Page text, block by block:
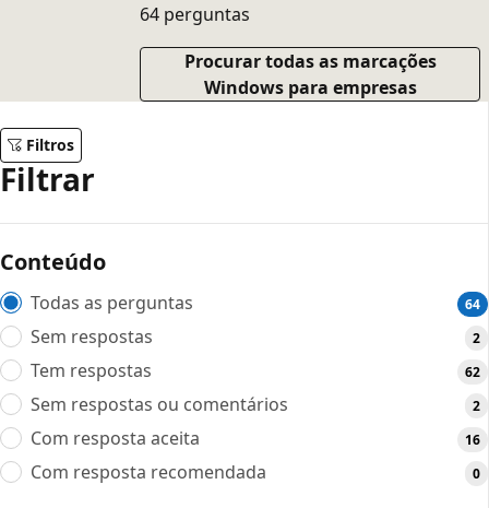
64 perguntas
Procurar todas as marcações
Windows para empresas
Filtros
Filtrar
Conteúdo
Todas as perguntas 64
Sem respostas 2
Tem respostas 62
Sem respostas ou comentários 2
Com resposta aceita 16
Com resposta recomendada 0